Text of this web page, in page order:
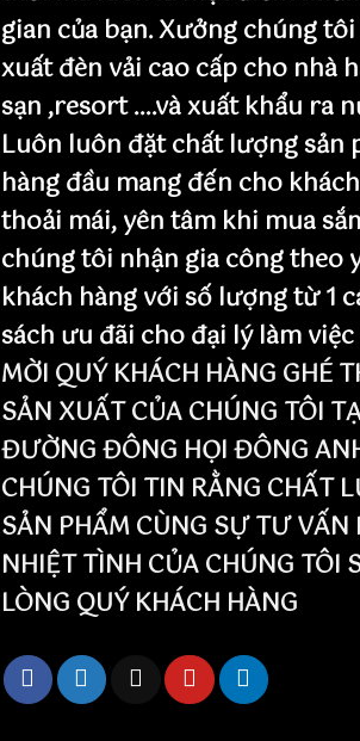
gian của bạn. Xưởng chúng
xuất đèn vải cao cấp cho nhà
sạn ,resort ....và xuất khẩu ra
Luôn luôn đặt chất lượng sản
hàng đầu mang đến cho
thoải mái, yên tâm khi mua
chúng tôi nhận gia công theo
khách hàng với số lượng từ 1
sách ưu đãi cho đại lý làm
MỜI QUÝ KHÁCH HÀNG GHÉ
SẢN XUẤT CỦA CHÚNG TÔI
ĐƯỜNG ĐÔNG HỌI ĐÔNG
CHÚNG TÔI TIN RẰNG CHẤT
SẢN PHẨM CÙNG SỰ TƯ VẤN
NHIỆT TÌNH CỦA CHÚNG TÔI
LÒNG QUÝ KHÁCH HÀNG